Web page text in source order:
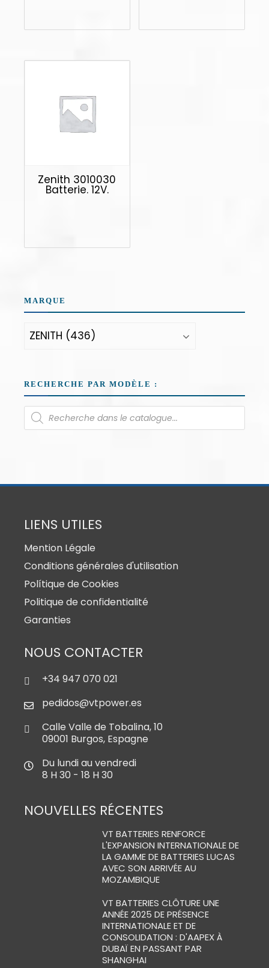
Zenith 3010030
Batterie. 12V.
MARQUE
RECHERCHE PAR MODÈLE :
LIENS UTILES
Mention Légale
Conditions générales d'utilisation
Polítique de Cookies
Politique de confidentialité
Garanties
NOUS CONTACTER
+34 947 070 021
pedidos@vtpower.es
Calle Valle de Tobalina, 10
09001 Burgos, Espagne
Du lundi au vendredi
8 H 30 - 18 H 30
NOUVELLES RÉCENTES
VT BATTERIES RENFORCE
L'EXPANSION INTERNATIONALE DE
LA GAMME DE BATTERIES LUCAS
AVEC SON ARRIVÉE AU
MOZAMBIQUE
VT BATTERIES CLÔTURE UNE
ANNÉE 2025 DE PRÉSENCE
INTERNATIONALE ET DE
CONSOLIDATION : D'AAPEX À
DUBAÏ EN PASSANT PAR
SHANGHAI